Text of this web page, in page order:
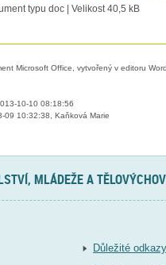
typu doc | Velikost 40,5 kB
Microsoft Office, vytvořený v editoru
10-10 08:18:56
09 10:32:38, Kaňková Marie
MLÁDEŽE A
Důležité odkazy